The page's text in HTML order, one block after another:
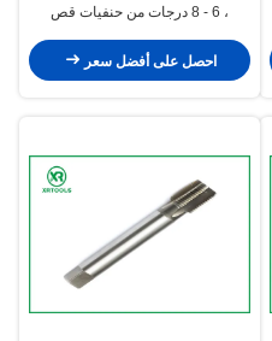
، 6 - 8 درجات من حنفيات قص
احصل على أفضل سعر